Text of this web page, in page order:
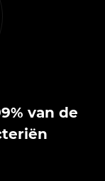
van de